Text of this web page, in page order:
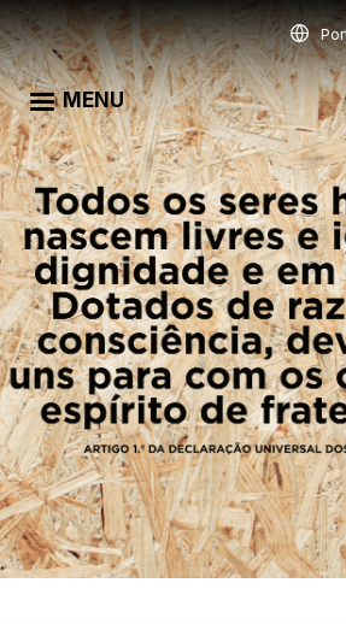
Skip to main content
MENU